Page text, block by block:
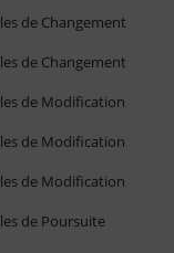
de Changement
de Changement
de Modification
de Modification
de Modification
de Poursuite